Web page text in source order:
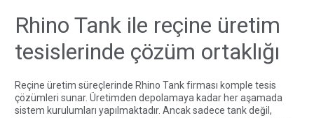
Rhino Tank ile reçine üretim
tesislerinde çözüm ortaklığı
Reçine üretim süreçlerinde Rhino Tankfirması komple tesis
çözümleri sunar. Üretimden depolamaya kadar her aşamada
sistem kurulumları yapılmaktadır. Ancak sadece tank değil,